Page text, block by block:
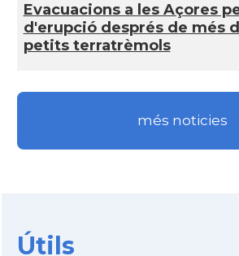
Evacuacions a les Açores
d'erupció després de més
petits terratrèmols
més noticies
Útils